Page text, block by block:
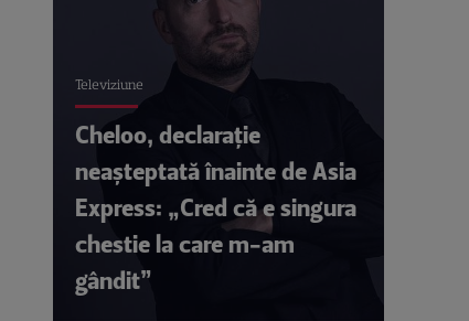
Televiziune
Cheloo, declarație
neașteptată înainte de Asia
Express: „Cred că e singura
chestie la care m-am
gândit”